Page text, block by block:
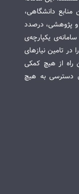
منابع دانشگاهی،
و پژوهشی، درصدد
یکپارچه‌ی
در تامین نیازهای
راه از هیچ کمکی
دسترسی به هیچ